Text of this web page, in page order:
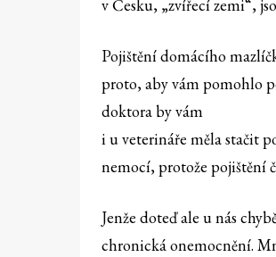
v Česku, „zvířecí zemi“,
Pojištění domácího
proto, aby vám pomohlo
doktora by vám
i u veterináře měla stačit
nemocí, protože pojištění
Jenže doteď ale u nás
chronická onemocnění.